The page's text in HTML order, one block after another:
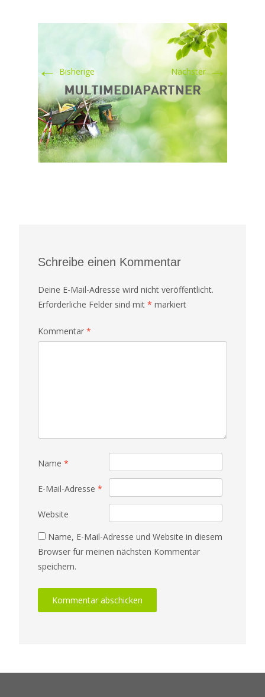
← Bisherige Nächster→
Schreibe einen Kommentar
Deine E-Mail-Adresse wird nicht veröffentlicht.
Erforderliche Felder sind mit * markiert
Kommentar *
Name *
E-Mail-Adresse *
Website
Name, E-Mail-Adresse und Website in diesem
Browser für meinen nächsten Kommentar
speichern.